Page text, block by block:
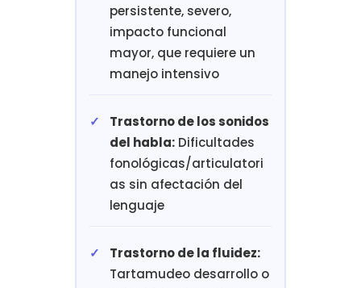
persistente, severo,
impacto funcional
mayor, que requiere un
manejo intensivo
Trastorno de los sonidos
del habla:Dificultades
fonológicas/articulatori
as sin afectación del
lenguaje
Trastorno de la fluidez:
Tartamudeo desarrollo o